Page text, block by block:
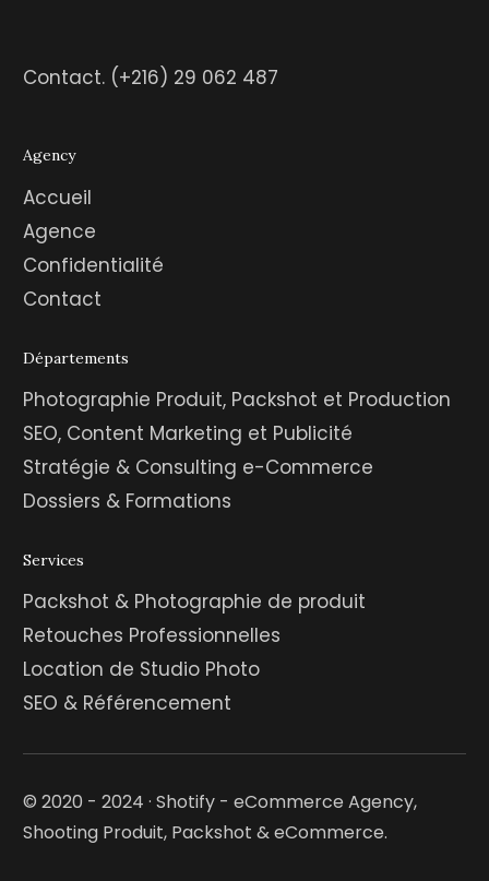
Contact. (+216) 29 062 487
Agency
Accueil
Agence
Confidentialité
Contact
Départements
Photographie Produit, Packshot et Production
SEO, Content Marketing et Publicité
Stratégie & Consulting e-Commerce
Dossiers & Formations
Services
Packshot & Photographie de produit
Retouches Professionnelles
Location de Studio Photo
SEO & Référencement
© 2020 - 2024 · Shotify - eCommerce Agency,
Shooting Produit, Packshot & eCommerce.